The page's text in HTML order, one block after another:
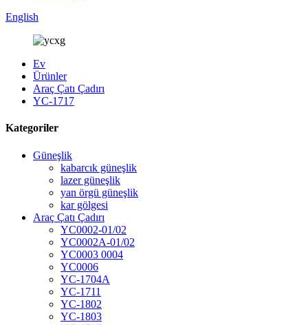
English
Ev
Ürünler
Araç Çatı Çadırı
YC-1717
Kategoriler
Güneşlik
kabarcık güneşlik
lazer güneşlik
yan örgü güneşlik
kar gölgesi
Araç Çatı Çadırı
YC0002-01/02
YC0002A-01/02
YC0003 0004
YC0006
YC-1704A
YC-1711
YC-1802
YC-1803